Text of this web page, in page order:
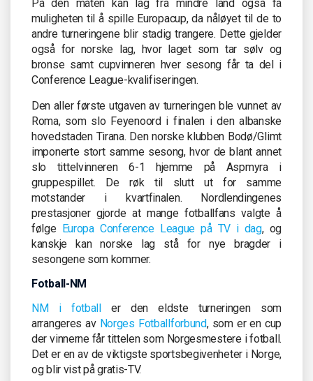
På den måten kan lag fra mindre land også få
muligheten til å spille Europacup, da nåløyet til de to
andre turneringene blir stadig trangere. Dette gjelder
også for norske lag, hvor laget som tar sølv og
bronse samt cupvinneren hver sesong får ta del i
Conference League-kvalifiseringen.
Den aller første utgaven av turneringen ble vunnet av
Roma, som slo Feyenoord i finalen i den albanske
hovedstaden Tirana. Den norske klubben Bodø/Glimt
imponerte stort samme sesong, hvor de blant annet
slo tittelvinneren 6-1 hjemme på Aspmyra i
gruppespillet. De røk til slutt ut for samme
motstander i kvartfinalen. Nordlendingenes
prestasjoner gjorde at mange fotballfans valgte å
følge Europa Conference League på TV i dag, og
kanskje kan norske lag stå for nye bragder i
sesongene som kommer.
Fotball-NM
NM i fotballer den eldste turneringen som
arrangeres av Norges Fotballforbund, som er en cup
der vinnerne får tittelen som Norgesmestere i fotball.
Det er en av de viktigste sportsbegivenheter i Norge,
og blir vist på gratis-TV.